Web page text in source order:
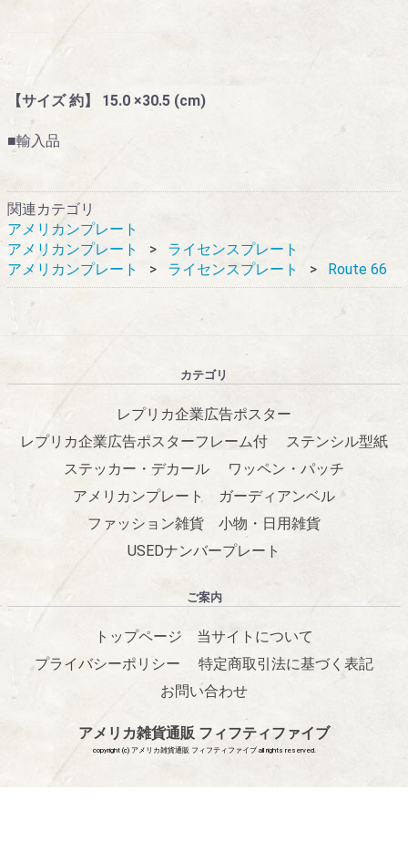
【サイズ 約】 15.0 ×30.5 (cm)
■輸入品
関連カテゴリ
アメリカンプレート
アメリカンプレート
ライセンスプレート
アメリカンプレート
ライセンスプレート Route 66
カテゴリ
レプリカ企業広告ポスター
レプリカ企業広告ポスターフレーム付
ステンシル型紙
ステッカー・デカール
ワッペン・パッチ
アメリカンプレート
ガーディアンベル
ファッション雑貨
小物・日用雑貨
USEDナンバープレート
ご案内
トップページ
当サイトについて
プライバシーポリシー
特定商取引法に基づく表記
お問い合わせ
アメリカ雑貨通販 フィフティファイブ
copyright (c) アメリカ雑貨通販 フィフティファイブ all rights reserved.